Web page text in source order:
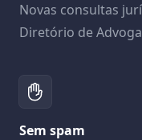
Novas consultas
Diretório de
Sem spam